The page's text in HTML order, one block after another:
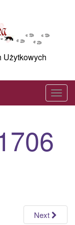
Użytkowych
T
o
i
g
Next